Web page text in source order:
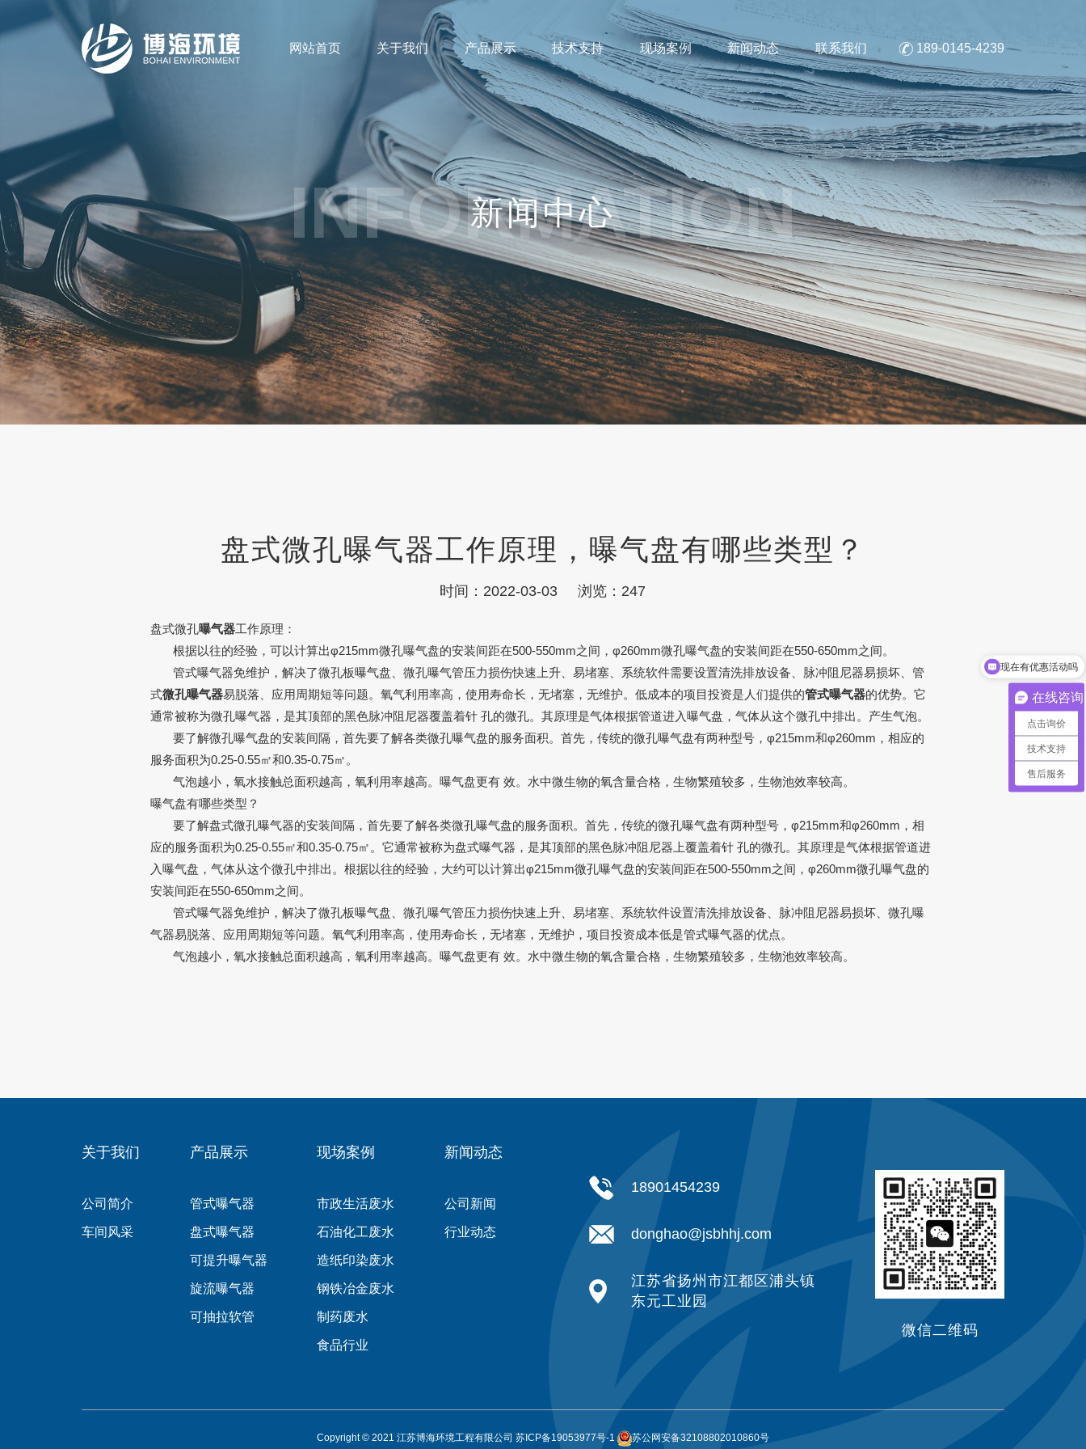
网站首页 关于我们 产品展示 技术支持 现场案例 新闻动态 联系我们 189-0145-4239
INFORMATION
新闻中心
盘式微孔曝气器工作原理，曝气盘有哪些类型？
时间：2022-03-03 浏览：247
盘式微孔曝气器工作原理：
根据以往的经验，可以计算出φ215mm微孔曝气盘的安装间距在500-550mm之间，φ260mm微孔曝气盘的安装间距在550-650mm之间。
管式曝气器免维护，解决了微孔板曝气盘、微孔曝气管压力损伤快速上升、易堵塞、系统软件需要设置清洗排放设备、脉冲阻尼器易损坏、管
式微孔曝气器易脱落、应用周期短等问题。氧气利用率高，使用寿命长，无堵塞，无维护。低成本的项目投资是人们提供的管式曝气器的优势。它
通常被称为微孔曝气器 ，是其顶部的黑色脉冲阻尼器覆盖着针 孔的微孔。其原理是气体根据管道进入曝气盘，气体从这个微孔中排出。产生气泡。
要了解微孔曝气盘的安装间隔，首先要了解各类微孔曝气盘的服务面积。首先，传统的微孔曝气盘有两种型号，φ215mm和φ260mm，相应的
服务面积为0.25-0.55㎡和0.35-0.75㎡。
气泡越小，氧水接触总面积越高，氧利用率越高。曝气盘更有 效。水中微生物的氧含量合格，生物繁殖较多，生物池效率较高。
曝气盘有哪些类型？
要了解盘式微孔曝气器的安装间隔，首先要了解各类微孔曝气盘的服务面积。首先，传统的微孔曝气盘有两种型号，φ215mm和φ260mm，相
应的服务面积为0.25-0.55㎡和0.35-0.75㎡。它通常被称为盘式曝气器 ，是其顶部的黑色脉冲阻尼器上覆盖着针 孔的微孔。其原理是气体根据管道进
入曝气盘，气体从这个微孔中排出。根据以往的经验，大约可以计算出φ215mm微孔曝气盘的安装间距在500-550mm之间，φ260mm微孔曝气盘的
安装间距在550-650mm之间。
管式曝气器免维护，解决了微孔板曝气盘、微孔曝气管压力损伤快速上升、易堵塞、系统软件设置清洗排放设备、脉冲阻尼器易损坏、微孔曝
气器易脱落、应用周期短等问题。氧气利用率高，使用寿命长，无堵塞，无维护，项目投资成本低是管式曝气器的优点。
气泡越小，氧水接触总面积越高，氧利用率越高。曝气盘更有 效。水中微生物的氧含量合格，生物繁殖较多，生物池效率较高。
关于我们
公司简介
车间风采
产品展示
管式曝气器
盘式曝气器
可提升曝气器
旋流曝气器
可抽拉软管
现场案例
市政生活废水
石油化工废水
造纸印染废水
钢铁冶金废水
制药废水
食品行业
新闻动态
公司新闻
行业动态
18901454239
donghao@jsbhhj.com
江苏省扬州市江都区浦头镇
东元工业园
微信二维码
Copyright © 2021 江苏博海环境工程有限公司 苏ICP备19053977号-1 苏公网安备32108802010860号
在线咨询
点击询价
技术支持
售后服务
现在有优惠活动吗